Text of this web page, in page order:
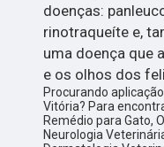
doenças:
rinotraqueíte e,
uma doença que
e os olhos dos
Procurando
Vitória? Para
Remédio para Gato,
Neurologia